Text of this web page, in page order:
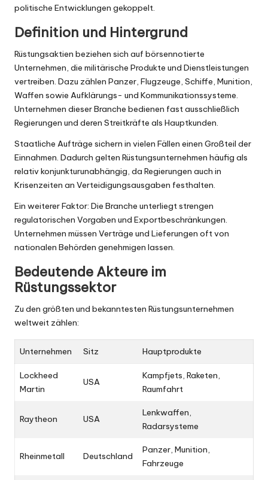
politische Entwicklungen gekoppelt.
Definition und Hintergrund
Rüstungsaktien beziehen sich auf börsennotierte
Unternehmen, die militärische Produkte und Dienstleistungen
vertreiben. Dazu zählen Panzer, Flugzeuge, Schiffe, Munition,
Waffen sowie Aufklärungs- und Kommunikationssysteme.
Unternehmen dieser Branche bedienen fast ausschließlich
Regierungen und deren Streitkräfte als Hauptkunden.
Staatliche Aufträge sichern in vielen Fällen einen Großteil der
Einnahmen. Dadurch gelten Rüstungsunternehmen häufig als
relativ konjunkturunabhängig, da Regierungen auch in
Krisenzeiten an Verteidigungsausgaben festhalten.
Ein weiterer Faktor: Die Branche unterliegt strengen
regulatorischen Vorgaben und Exportbeschränkungen.
Unternehmen müssen Verträge und Lieferungen oft von
nationalen Behörden genehmigen lassen.
Bedeutende Akteure im
Rüstungssektor
Zu den größten und bekanntesten Rüstungsunternehmen
weltweit zählen:
Unternehmen Sitz Hauptprodukte
Lockheed
Martin
USA
Kampfjets, Raketen,
Raumfahrt
Raytheon USA
Lenkwaffen,
Radarsysteme
Rheinmetall Deutschland
Panzer, Munition,
Fahrzeuge